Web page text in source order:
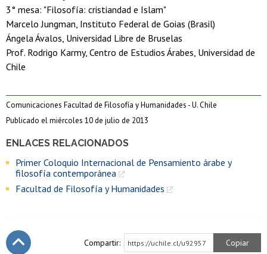
ENLACES RELACIONADOS
Primer Coloquio Internacional de Pensamiento árabe y
filosofía contemporánea
Facultad de Filosofía y Humanidades
3° mesa: "Filosofía: cristiandad e Islam"
Marcelo Jungman, Instituto Federal de Goias (Brasil)
Ángela Ávalos, Universidad Libre de Bruselas
Prof. Rodrigo Karmy, Centro de Estudios Árabes, Universidad de
Chile
Comunicaciones Facultad de Filosofía y Humanidades - U. Chile
Publicado el miércoles 10 de julio de 2013
Compartir: https://uchile.cl/u92957 Copiar